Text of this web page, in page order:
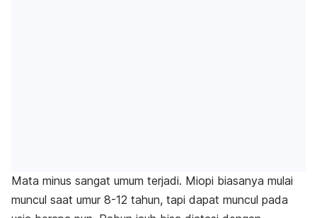
Mata minus sangat umum terjadi. Miopi biasanya mulai
muncul saat umur 8-12 tahun, tapi dapat muncul pada